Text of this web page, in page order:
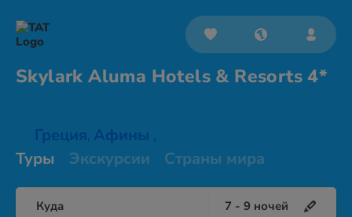
Skylark Aluma Hotels & Resorts 4*
Греция, Афины ,
Туры Экскурсии Страны мира
Куда 7 - 9 ночей